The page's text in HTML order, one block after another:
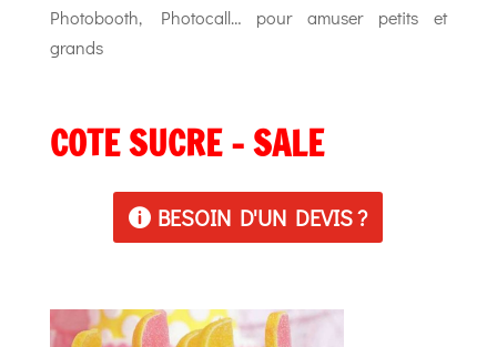
Photobooth, Photocall… pour amuser petits et
grands
COTE SUCRE – SALE
BESOIN D'UN DEVIS ?